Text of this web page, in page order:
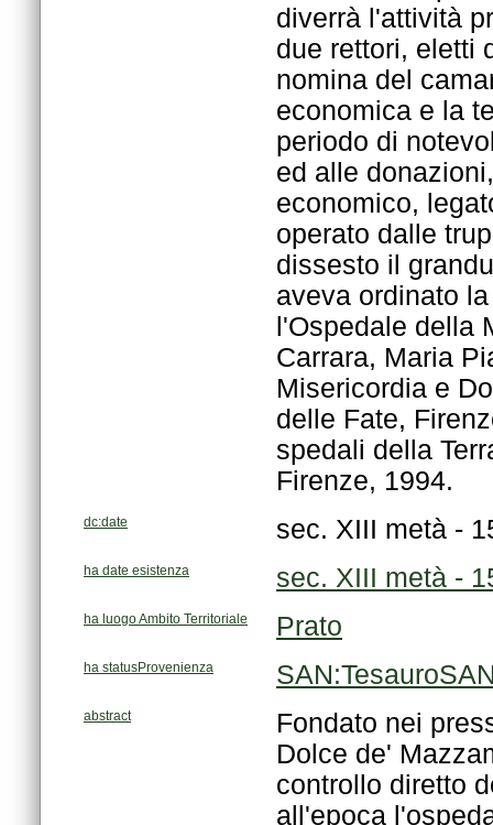
Firenze, 1994.
dc:date sec. XIII metà -
ha date esistenza sec. XIII metà -
ha luogo Ambito Territoriale Prato
ha statusProvenienza
abstract